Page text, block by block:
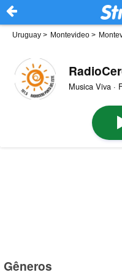
Uruguay > Montevideo >
Musica Viva ·
Gêneros